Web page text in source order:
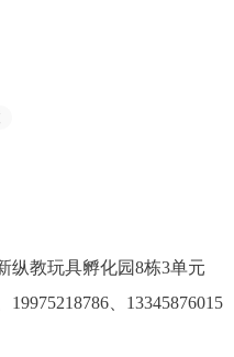
纵教玩具孵化园8栋3单元
19975218786、13345876015